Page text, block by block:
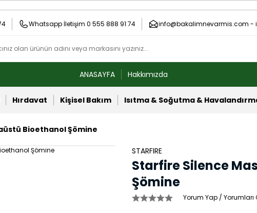
Whatsapp İletişim 0 555 888 91 74 info@bakalimnevarmis.com -
ANASAYFA Hakkımızda
Hırdavat Kişisel Bakım Isıtma & Soğutma &
Bioethanol Şömine
STARFIRE
Starfire Silence
Şömine
Yorum Yap / Yorumları